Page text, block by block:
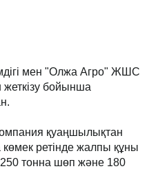
мен "Олжа Агро" ЖШС
бойынша
қуаңшылықтан
ретінде жалпы құны
тонна шөп және 180